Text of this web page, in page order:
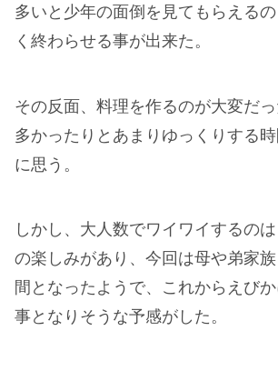
多いと少年の面倒を見てもらえる
く終わらせる事が出来た。
その反面、料理を作るのが大変だ
多かったりとあまりゆっくりする
に思う。
しかし、大人数でワイワイするの
の楽しみがあり、今回は母や弟家
間となったようで、これからえび
事となりそうな予感がした。